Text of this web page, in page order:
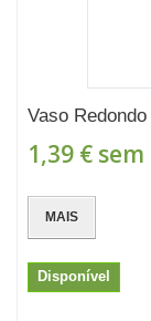
Vaso
1,39 € sem
MAIS
Disponível